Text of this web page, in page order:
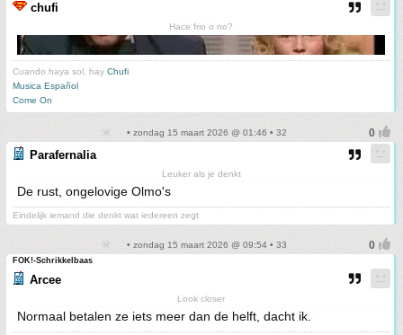
chufi
Hace frio o no?
Cuando haya sol, hay Chufi
Musica Español
Come On
• zondag 15 maart 2026 @ 01:46 • 32
Parafernalia
Leuker als je denkt
De rust, ongelovige Olmo's
Eindelijk iemand die denkt wat iedereen zegt
• zondag 15 maart 2026 @ 09:54 • 33
FOK!-Schrikkelbaas
Arcee
Look closer
Normaal betalen ze iets meer dan de helft, dacht ik.